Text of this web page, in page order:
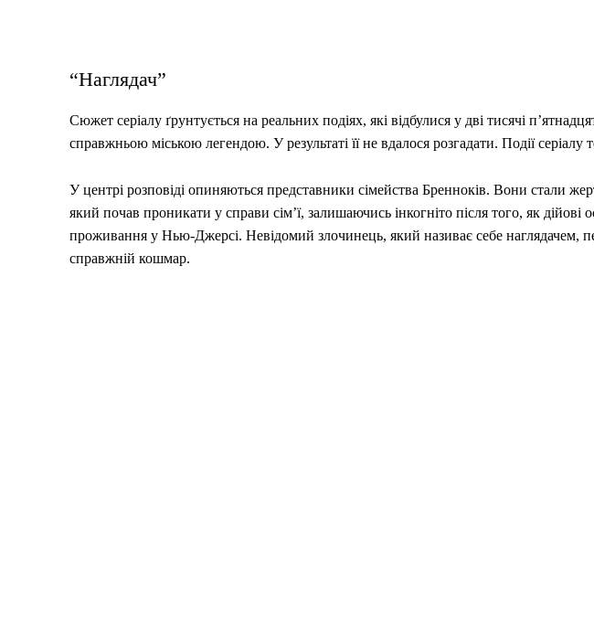
“Наглядач”
Сюжет серіалу ґрунтується на реальних подіях, які відбулися у дві тисячі
справжньою міською легендою. У результаті її не вдалося розгадати. Події серіалу
У центрі розповіді опиняються представники сімейства Бренноків. Вони стали
який почав проникати у справи сім’ї, залишаючись інкогніто після того, як дійові
проживання у Нью-Джерсі. Невідомий злочинець, який називає себе наглядачем,
справжній кошмар.